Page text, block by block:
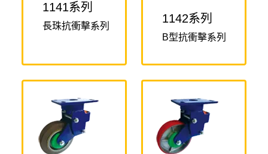
1141系列
長珠抗衝擊系列
1142系列
B型抗衝擊系列